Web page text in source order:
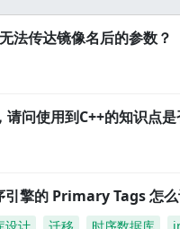
法传达镜像名后的参数？
问使用到C++的知识点是
擎的 Primary Tags 怎么